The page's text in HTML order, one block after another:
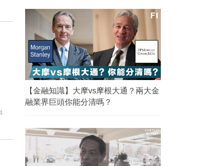
【金融知識】大摩vs摩根大通？兩大金
融業界巨頭你能分清嗎？